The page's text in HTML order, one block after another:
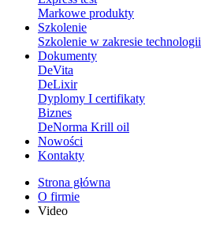
Markowe produkty
Szkolenie
Szkolenie w zakresie technologii
Dokumenty
DeVita
DeLixir
Dyplomy I certifikaty
Biznes
DeNorma Krill oil
Nowości
Kontakty
Strona główna
O firmie
Video